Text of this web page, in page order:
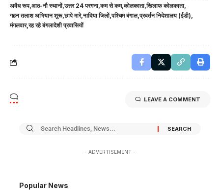
अवैध रूप आठ-नौ स्थानों उत्तर 24 परगना कम से कम कोलकाता खिलाफ कोलकाता
गहन तलाश अभियान शुरू छापे मारे नादिया जिलों पश्चिम बंगाल प्रवर्तन निदेशालय (ईडी)
मंगलवार रह रहे बंगलादेशी प्रवासियों
LEAVE A COMMENT
- ADVERTISEMENT -
Popular News